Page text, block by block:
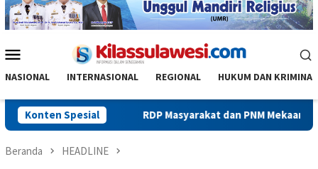
Mobile
NASIONAL INTERNASIONAL REGIONAL HUKUM DAN KRIMINAL
Konten Spesial
Alor RDP Masyarakat dan PNM Mekaar Bersama
Beranda HEADLINE